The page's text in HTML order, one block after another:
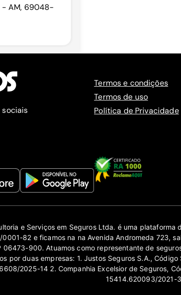
- AM, 69048-
sociais
Termos e condições
Termos de uso
Política de Privacidade
e Serviços em Seguros Ltda. é uma
82 e ficamos na na Avenida Andromeda 723,
06473-900. Atuamos como representante de
por duas empresas: 1. Justos Seguros S.A., Código
2025-14 2. Companhia Excelsior de Seguros,
15414.620093/2021-